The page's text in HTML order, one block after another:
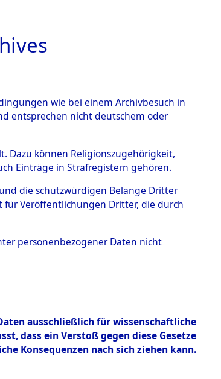
Neunburg
der
in Haffkrug
der Cap
wie bei einem Archivbesuch in
entsprechen nicht deutschem oder
Dazu können Religionszugehörigkeit,
Einträge in Strafregistern gehören.
die schutzwürdigen Belange Dritter
für Veröffentlichungen Dritter, die durch
personenbezogener Daten nicht
ausschließlich für wissenschaftliche
dass ein Verstoß gegen diese Gesetze
Konsequenzen nach sich ziehen kann.